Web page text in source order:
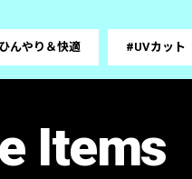
んやり＆快適 #UVカット
Items